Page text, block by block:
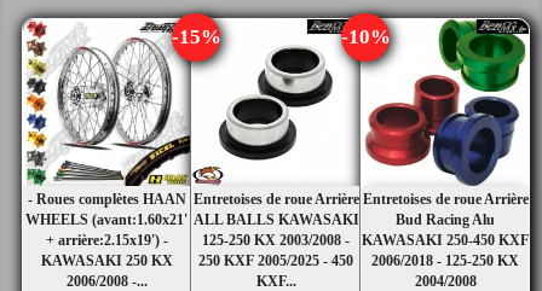
- Roues complètes HAAN
WHEELS (avant:1.60x21'
+ arrière:2.15x19') -
KAWASAKI 250 KX
2006/2008 -...
Entretoises de roue Arrière
ALL BALLS KAWASAKI
125-250 KX 2003/2008 -
250 KXF 2005/2025 - 450
KXF...
-15%
Entretoises de roue Arrière
Bud Racing Alu
KAWASAKI 250-450 KXF
2006/2018 - 125-250 KX
2004/2008
-10%